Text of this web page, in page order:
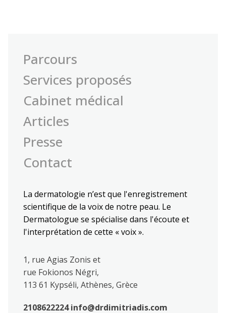
Parcours
Services proposés
Cabinet médical
Articles
Presse
Contact
La dermatologie n’est que l'enregistrement
scientifique de la voix de notre peau. Le
Dermatologue se spécialise dans l'écoute et
l'interprétation de cette « voix ».
1, rue Agias Zonis et
rue Fokionos Négri,
113 61 Kypséli, Athènes, Grèce
2108622224 info@drdimitriadis.com